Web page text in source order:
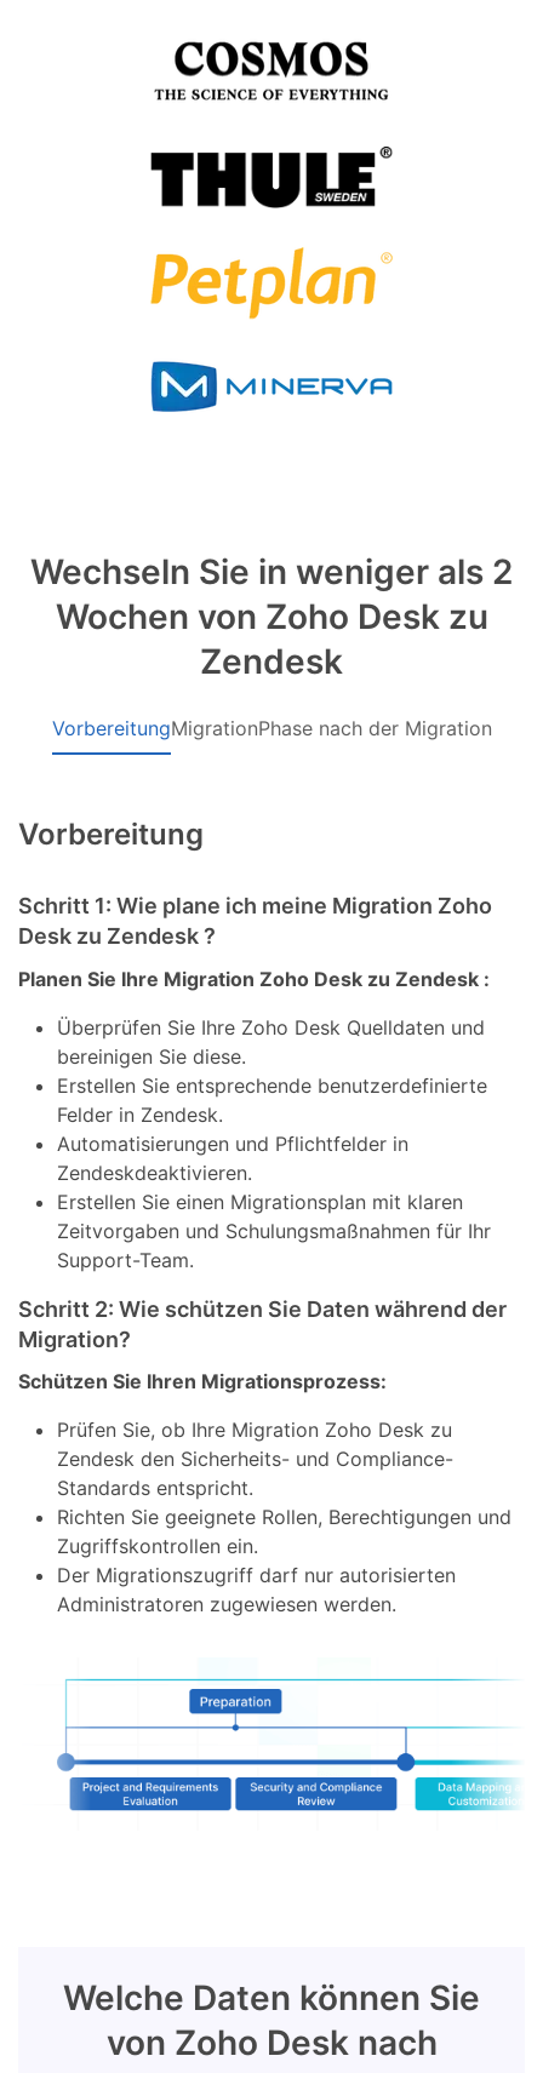
Wechseln Sie in weniger als 2
Wochen von Zoho Desk zu
Zendesk
VorbereitungMigrationPhase nach der Migration
Vorbereitung
Schritt 1: Wie plane ich meine Migration Zoho
Desk zu Zendesk ?
Planen Sie Ihre Migration Zoho Desk zu Zendesk :
Überprüfen Sie Ihre Zoho Desk Quelldaten und
bereinigen Sie diese.
Erstellen Sie entsprechende benutzerdefinierte
Felder in Zendesk.
Automatisierungen und Pflichtfelder in
Zendeskdeaktivieren.
Erstellen Sie einen Migrationsplan mit klaren
Zeitvorgaben und Schulungsmaßnahmen für Ihr
Support-Team.
Schritt 2: Wie schützen Sie Daten während der
Migration?
Schützen Sie Ihren Migrationsprozess:
Prüfen Sie, ob Ihre Migration Zoho Desk zu
Zendesk den Sicherheits- und Compliance-
Standards entspricht.
Richten Sie geeignete Rollen, Berechtigungen und
Zugriffskontrollen ein.
Der Migrationszugriff darf nur autorisierten
Administratoren zugewiesen werden.
Welche Daten können Sie
von Zoho Desk nach